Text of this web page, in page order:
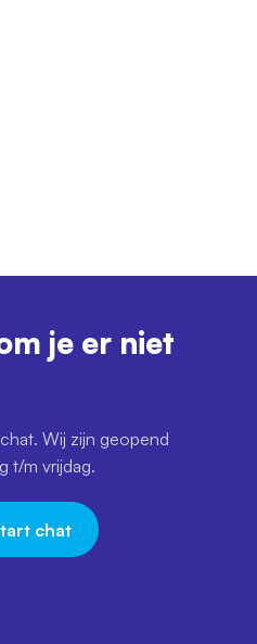
je er niet
Wij zijn geopend
t/m vrijdag.
chat